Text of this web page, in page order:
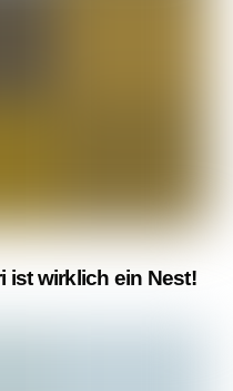
ist wirklich ein Nest!